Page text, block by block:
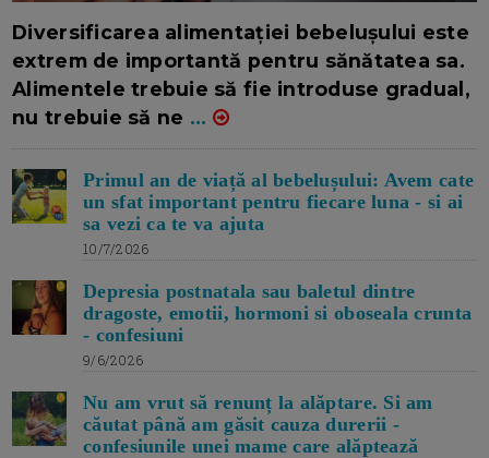
Diversificarea alimentației bebelușului este
extrem de importantă pentru sănătatea sa.
Alimentele trebuie să fie introduse gradual,
nu trebuie să ne ...
Primul an de viață al bebelușului: Avem cate
un sfat important pentru fiecare luna - si ai
sa vezi ca te va ajuta
10/7/2026
Depresia postnatala sau baletul dintre
dragoste, emotii, hormoni si oboseala crunta
- confesiuni
9/6/2026
Nu am vrut să renunț la alăptare. Si am
căutat până am găsit cauza durerii -
confesiunile unei mame care alăptează